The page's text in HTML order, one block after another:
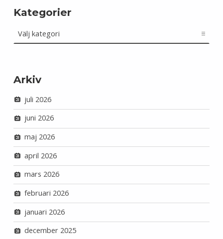
Kategorier
Arkiv
juli 2026
juni 2026
maj 2026
april 2026
mars 2026
februari 2026
januari 2026
december 2025